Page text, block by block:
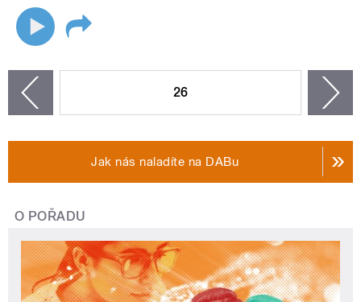
26
Jak nás naladíte na DABu
O POŘADU